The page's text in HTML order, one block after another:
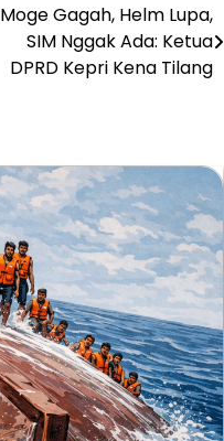
Moge Gagah, Helm Lupa,
SIM Nggak Ada: Ketua
DPRD Kepri Kena Tilang